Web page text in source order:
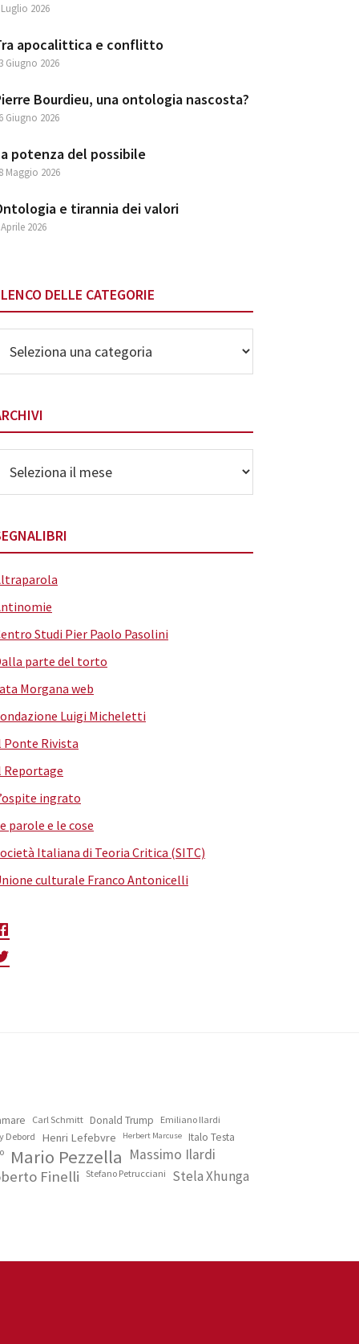
2026
apocalittica e conflitto
Giugno 2026
Bourdieu, una ontologia nascosta?
Giugno 2026
potenza del possibile
Maggio 2026
e tirannia dei valori
2026
DELLE CATEGORIE
delle
Studi Pier Paolo Pasolini
parte del torto
Morgana web
Luigi Micheletti
Ponte Rivista
Reportage
ingrato
parole e le cose
Italiana di Teoria Critica (SITC)
culturale Franco Antonicelli
Carl Schmitt Donald Trump Emiliano Ilardi
Debord Henri Lefebvre Herbert Marcuse Italo Testa
Mario Pezzella Massimo Ilardi
Finelli Stefano Petrucciani
Stela Xhunga